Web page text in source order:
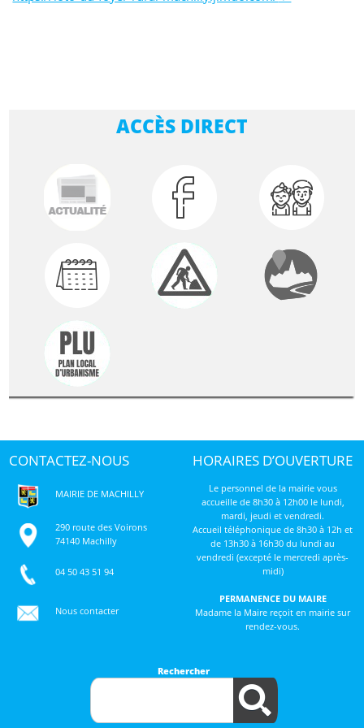
ACCÈS DIRECT
CONTACTEZ-NOUS
MAIRIE DE MACHILLY
290 route des Voirons
74140 Machilly
04 50 43 51 94
Nous contacter
HORAIRES D’OUVERTURE
Le personnel de la mairie vous
accueille de 8h30 à 12h00 le lundi,
mardi, jeudi et vendredi.
Accueil téléphonique de 8h30 à 12h et
de 13h30 à 16h30 du lundi au
vendredi (excepté le mercredi après-
midi)
PERMANENCE DU MAIRE
Madame la Maire reçoit en mairie sur
rendez-vous.
Rechercher